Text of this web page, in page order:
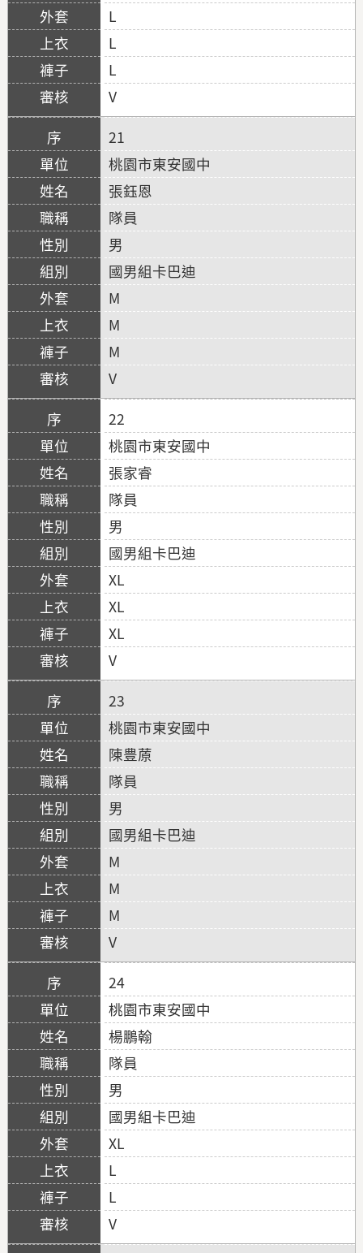
L
L
L
V
21
桃園市東安國中
張鈺恩
隊員
男
國男組卡巴迪
M
M
M
V
22
桃園市東安國中
張家睿
隊員
男
國男組卡巴迪
XL
XL
XL
V
23
桃園市東安國中
陳豊蒝
隊員
男
國男組卡巴迪
M
M
M
V
24
桃園市東安國中
楊鵬翰
隊員
男
國男組卡巴迪
XL
L
L
V